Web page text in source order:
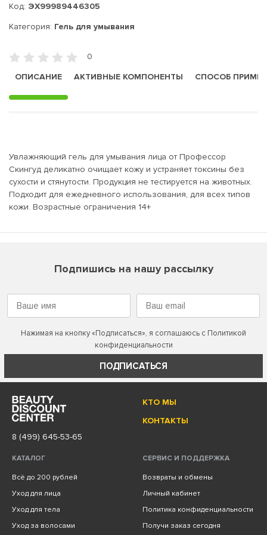
Код: ЭХ99989446305
Категория: Гель для умывания
0
ОПИСАНИЕ
АКТИВНЫЕ КОМПОНЕНТЫ СПОСОБ
Увлажняющий гель для умывания лица от Профессор
Скингуд деликатно очищает кожу и устраняет токсины без
сухости и стянутости. Продукция не тестируется на животных.
Подходит для ежедневного использования, для всех типов
кожи. Возрастные ограничения 14+
Подпишись на нашу рассылку
Нажимая на кнопку «Подписаться», я соглашаюсь с Политикой
конфиденциальности
ПОДПИСАТЬСЯ
КТО МЫ
КОНТАКТЫ
8 (499) 645-53-65
КАТАЛОГ
Всё до 200 рублей
Уход для лица
Уход для тела
Уход за волосами
СЕРВИС И ПОДДЕРЖКА
Возвраты и обмены
Личный кабинет
Политика конфиденциальности
Получи заказ сегодня